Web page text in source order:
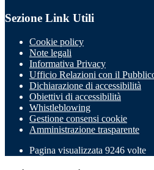
Sezione Link Utili
Cookie policy
Note legali
Informativa Privacy
Ufficio Relazioni con il
Dichiarazione di accessibilità
Obiettivi di accessibilità
Whistleblowing
Gestione consensi cookie
Amministrazione trasparente
Pagina visualizzata 9246 volte